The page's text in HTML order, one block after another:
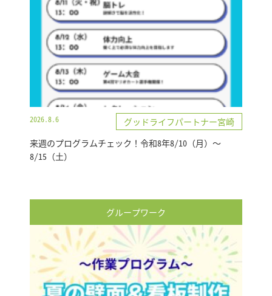
2026.8.6
グッドライフパートナー宮崎
来週のプログラムチェック！令和8年8/10（月）～
8/15（土）
グループワーク